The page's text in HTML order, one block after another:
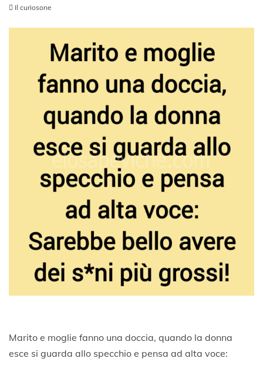
Il curiosone
Marito e moglie fanno una doccia, quando la donna
esce si guarda allo specchio e pensa ad alta voce: